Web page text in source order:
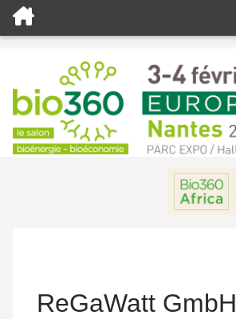
ReGaWatt GmbH